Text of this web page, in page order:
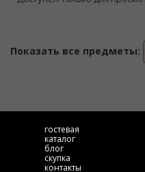
Показать все предметы:
гостевая
каталог
блог
скупка
контакты